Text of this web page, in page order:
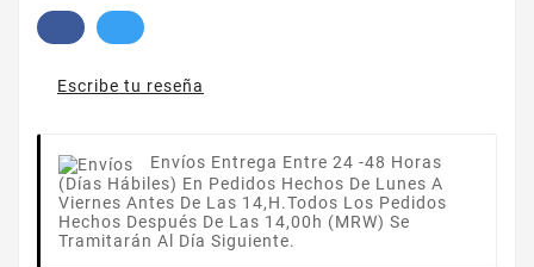
Escribe tu reseña
Envíos Entrega Entre 24 -48 Horas
(días Hábiles) En Pedidos Hechos De Lunes A
Viernes Antes De Las 14,h.Todos Los Pedidos
Hechos Después De Las 14,00h (MRW) Se
Tramitarán Al Día Siguiente.